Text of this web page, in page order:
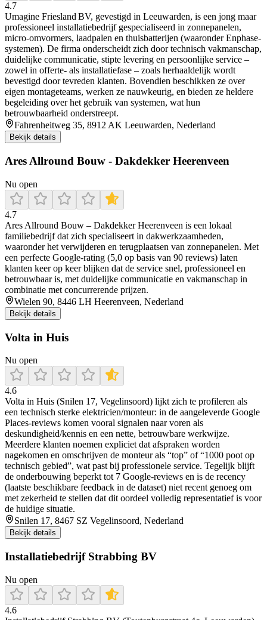
4.7
Umagine Friesland BV, gevestigd in Leeuwarden, is een jong maar
professioneel installatiebedrijf gespecialiseerd in zonnepanelen,
micro‑omvormers, laadpalen en thuisbatterijen (waaronder Enphase-
systemen). De firma onderscheidt zich door technisch vakmanschap,
duidelijke communicatie, stipte levering en persoonlijke service –
zowel in offerte- als installatiefase – zoals herhaaldelijk wordt
bevestigd door tevreden klanten. Bovendien beschikken ze over
eigen montageteams, werken ze nauwkeurig, en bieden ze heldere
begeleiding over het gebruik van systemen, wat hun
betrouwbaarheid onderstreept.
Fahrenheitweg 35, 8912 AK Leeuwarden, Nederland
Bekijk details
Ares Allround Bouw - Dakdekker Heerenveen
Nu open
4.7
Ares Allround Bouw – Dakdekker Heerenveen is een lokaal
familiebedrijf dat zich specialiseert in dakwerkzaamheden,
waaronder het verwijderen en terugplaatsen van zonnepanelen. Met
een perfecte Google-rating (5,0 op basis van 90 reviews) laten
klanten keer op keer blijken dat de service snel, professioneel en
betrouwbaar is, met duidelijke communicatie en vakmanschap in
combinatie met concurrerende prijzen.
Wielen 90, 8446 LH Heerenveen, Nederland
Bekijk details
Volta in Huis
Nu open
4.6
Volta in Huis (Snilen 17, Vegelinsoord) lijkt zich te profileren als
een technisch sterke elektricien/monteur: in de aangeleverde Google
Places-reviews komen vooral signalen naar voren als
deskundigheid/kennis en een nette, betrouwbare werkwijze.
Meerdere klanten noemen expliciet dat afspraken worden
nagekomen en omschrijven de monteur als “top” of “1000 poot op
technisch gebied”, wat past bij professionele service. Tegelijk blijft
de onderbouwing beperkt tot 7 Google-reviews en is de recency
(laatste beschikbare feedback in de dataset) niet recent genoeg om
met zekerheid te stellen dat dit oordeel volledig representatief is voor
de huidige situatie.
Snilen 17, 8467 SZ Vegelinsoord, Nederland
Bekijk details
Installatiebedrijf Strabbing BV
Nu open
4.6